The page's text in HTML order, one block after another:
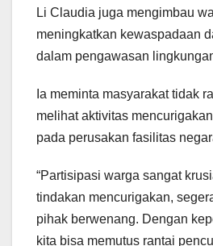
Li Claudia juga mengimbau
meningkatkan kewaspadaan
dalam pengawasan
Ia meminta masyarakat tidak
melihat aktivitas
pada perusakan fasilitas
“Partisipasi warga sangat
tindakan mencurigakan,
pihak berwenang. Dengan
kita bisa memutus rantai